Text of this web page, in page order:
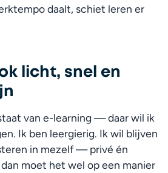
daalt, schiet leren er
licht, snel en
van e-learning — daar wil ik
Ik ben leergierig. Ik wil blijven
in mezelf — privé én
moet het wel op een manier